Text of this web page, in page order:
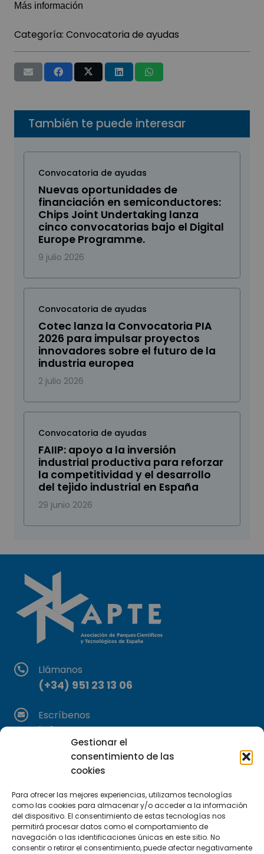
Gestionar el
consentimiento de las
cookies
Para ofrecer las mejores experiencias, utilizamos tecnologías
como las cookies para almacenar y/o acceder a la información
del dispositivo. El consentimiento de estas tecnologías nos
permitirá procesar datos como el comportamiento de
navegación o las identificaciones únicas en este sitio. No
consentir o retirar el consentimiento, puede afectar negativamente
Más información
Categoría: Convocatoria de ayudas
También te puede interesar
Convocatoria de ayudas
Nuevas oportunidades de
financiación en semiconductores:
Chips Joint Undertaking lanza
cinco convocatorias bajo el Digital
Europe Programme.
9 julio 2026
Convocatoria de ayudas
Cotec lanza la Convocatoria PIA
2026 para impulsar proyectos
innovadores sobre el futuro de la
industria europea
2 julio 2026
Convocatoria de ayudas
FAIIP: apoyo a la inversión
industrial productiva para reforzar
la competitividad y el desarrollo
del tejido industrial en España
29 junio 2026
Llámanos
(+34) 951 23 13 06
Escríbenos
info@apte.org
Encuéntranos
C/Marie Curie, 35
29590 Campanillas, Málaga